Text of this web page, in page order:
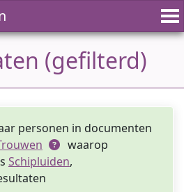
(gefilterd)
personen in documenten
waarop
Schipluiden,